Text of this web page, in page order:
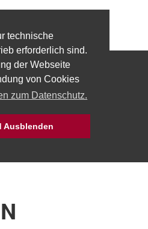
technische
erforderlich sind.
der Webseite
von Cookies
zum Datenschutz.
Ausblenden
Fachbereiche